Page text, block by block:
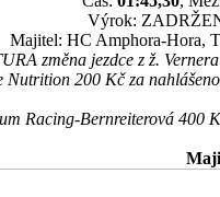
Výrok:
Majitel: HC Amphora-Hora,
změna jezdce z ž.
Nutrition 200 Kč za
Racing-Bernreiterová 400